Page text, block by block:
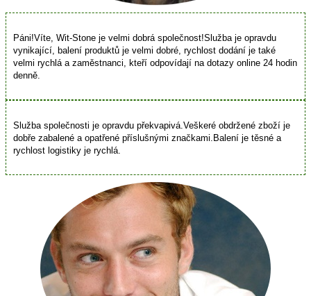
Páni!Víte, Wit-Stone je velmi dobrá společnost!Služba je opravdu
velmi rychlá a zaměstnanci, kteří odpovídají na dotazy online 24 hodin
denně.
Služba společnosti je opravdu překvapivá.Veškeré obdržené zboží je
rychlost logistiky je rychlá.